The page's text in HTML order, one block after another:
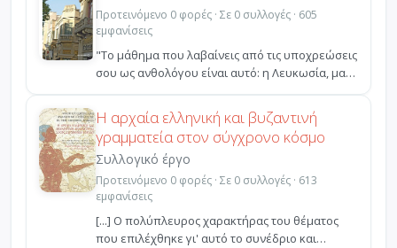
Προτεινόμενο 0 φορές · Σε 0 συλλογές · 605
εμφανίσεις
"Το μάθημα που λαβαίνεις από τις υποχρεώσεις
σου ως ανθολόγου είναι αυτό: η Λευκωσία, μαζί
με όλες τ...
Η αρχαία ελληνική και βυζαντινή
γραμματεία στον σύγχρονο κόσμο
Συλλογικό έργο
Προτεινόμενο 0 φορές · Σε 0 συλλογές · 613
εμφανίσεις
[...] Ο πολύπλευρος χαρακτήρας του θέματος
που επιλέχθηκε γι' αυτό το συνέδριο και